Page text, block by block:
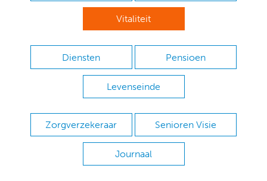
Vitaliteit
Diensten Pensioen
Levenseinde
Zorgverzekeraar Senioren Visie
Journaal